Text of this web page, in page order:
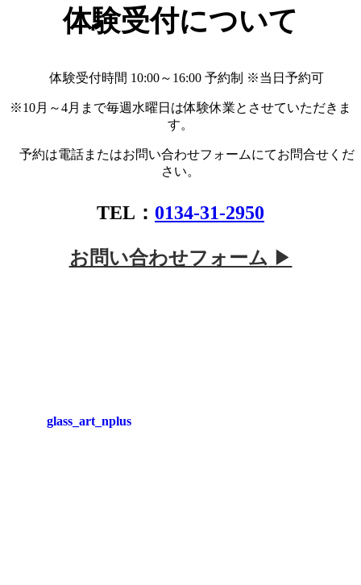
体験受付について
体験受付時間 10:00～16:00 予約制 ※当日予約可
※10月～4月まで毎週水曜日は体験休業とさせていただきま
す。
予約は電話またはお問い合わせフォームにてお問合せくだ
さい。
TEL： 0134-31-2950
お問い合わせフォーム ▶︎
glass_art_nplus